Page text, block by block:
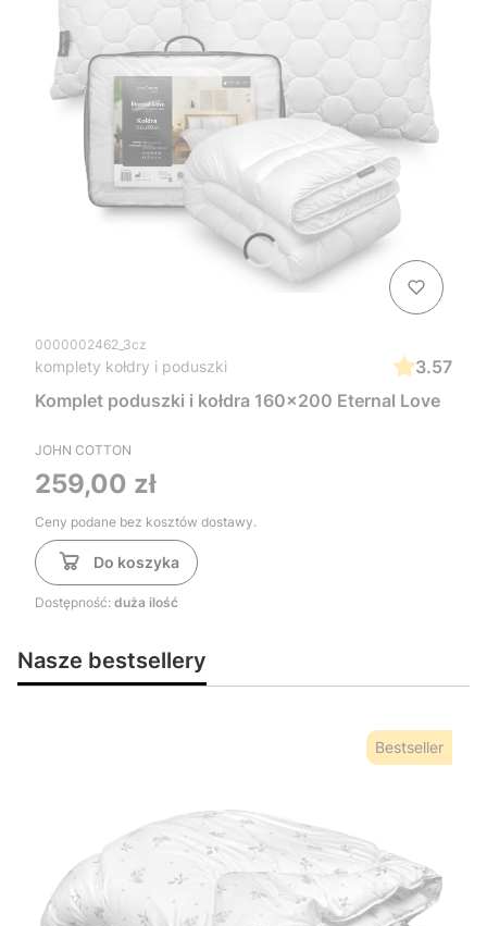
0000002462_3cz
komplety kołdry i poduszki
3.57
Komplet poduszki i kołdra 160x200 Eternal Love
JOHN COTTON
Cena
259,00 zł
Ceny podane bez kosztów dostawy.
Do koszyka
Dostępność: duża ilość
Nasze bestsellery
Bestseller